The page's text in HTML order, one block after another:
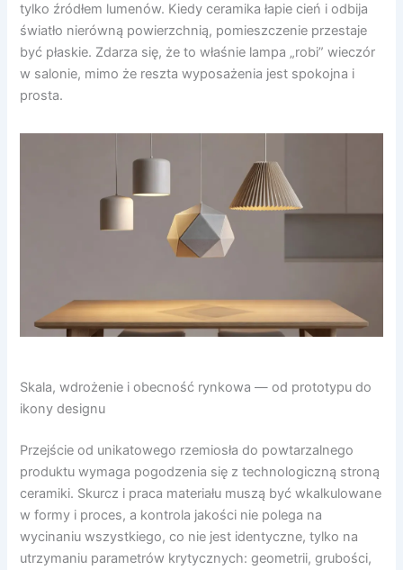
tylko źródłem lumenów. Kiedy ceramika łapie cień i odbija
światło nierówną powierzchnią, pomieszczenie przestaje
być płaskie. Zdarza się, że to właśnie lampa „robi” wieczór
w salonie, mimo że reszta wyposażenia jest spokojna i
prosta.
Skala, wdrożenie i obecność rynkowa — od prototypu do
ikony designu
Przejście od unikatowego rzemiosła do powtarzalnego
produktu wymaga pogodzenia się z technologiczną stroną
ceramiki. Skurcz i praca materiału muszą być wkalkulowane
w formy i proces, a kontrola jakości nie polega na
wycinaniu wszystkiego, co nie jest identyczne, tylko na
utrzymaniu parametrów krytycznych: geometrii, grubości,